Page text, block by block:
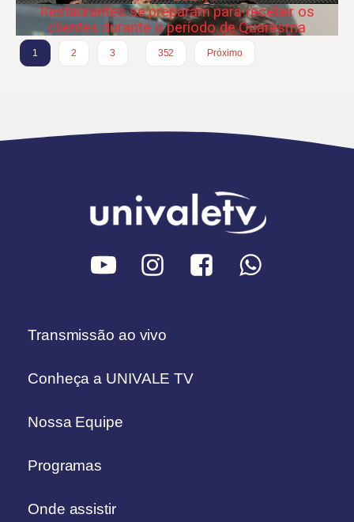
Restaurantes se preparam para receber os
clientes durante o período de Quaresma
1 2 3
352
Próximo
Transmissão ao vivo
Conheça a UNIVALE TV
Nossa Equipe
Programas
Onde assistir